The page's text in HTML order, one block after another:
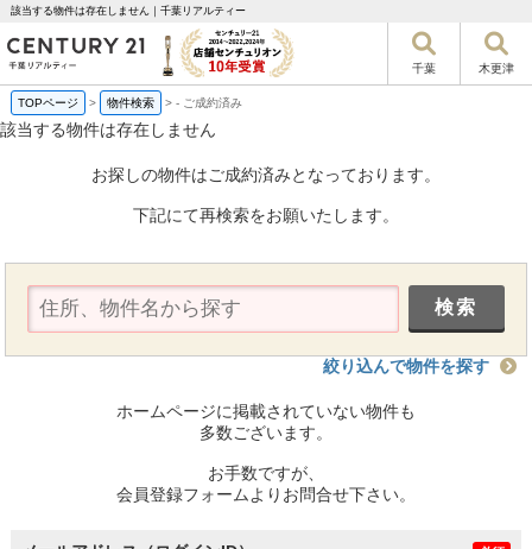
該当する物件は存在しません｜千葉リアルティー
千葉 木更津
TOPページ > 物件検索 >- ご成約済み
該当する物件は存在しません
お探しの物件はご成約済みとなっております。
下記にて再検索をお願いたします。
絞り込んで物件を探す
ホームページに掲載されていない物件も
多数ございます。
お手数ですが、
会員登録フォームよりお問合せ下さい。